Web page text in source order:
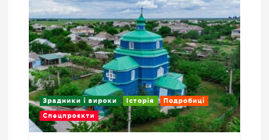
Зрадники і вироки Історія Подробиці
Спецпроєкти